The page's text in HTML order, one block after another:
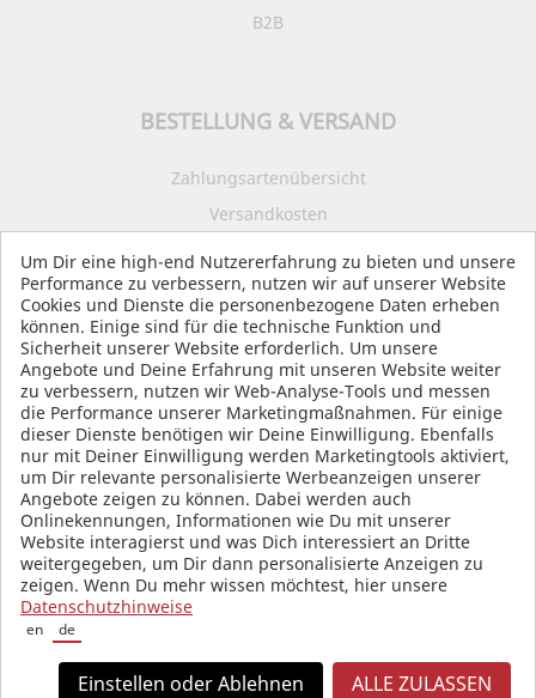
B2B
BESTELLUNG & VERSAND
Zahlungsartenübersicht
Versandkosten
Impressum
Datenschutz
AGB
SOCIAL MEDIA
Um Dir eine high-end Nutzererfahrung zu bieten und unsere
Performance zu verbessern, nutzen wir auf unserer Website
Cookies und Dienste die personenbezogene Daten erheben
können. Einige sind für die technische Funktion und
Sicherheit unserer Website erforderlich. Um unsere
Angebote und Deine Erfahrung mit unseren Website weiter
zu verbessern, nutzen wir Web-Analyse-Tools und messen
die Performance unserer Marketingmaßnahmen. Für einige
dieser Dienste benötigen wir Deine Einwilligung. Ebenfalls
nur mit Deiner Einwilligung werden Marketingtools aktiviert,
um Dir relevante personalisierte Werbeanzeigen unserer
Angebote zeigen zu können. Dabei werden auch
Onlinekennungen, Informationen wie Du mit unserer
Website interagierst und was Dich interessiert an Dritte
weitergegeben, um Dir dann personalisierte Anzeigen zu
zeigen. Wenn Du mehr wissen möchtest, hier unsere
Datenschutzhinweise
en de
Einstellen oder Ablehnen ALLE ZULASSEN